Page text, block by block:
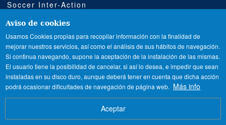
Soccer Inter-Action
Enguera (Valencia)
+34 962 224 243
+34 685 911 364
sia@soccerinteraction.academy
SPANISH ENGLISH
Aviso de cookies
Usamos Cookies propias para recopilar información con la finalidad de
mejorar nuestros servicios, así como el análisis de sus hábitos de navegación.
Si continua navegando, supone la aceptación de la instalación de las mismas.
El usuario tiene la posibilidad de cancelar, si así lo desea, e impedir que sean
instaladas en su disco duro, aunque deberá tener en cuenta que dicha acción
podrá ocasionar dificultades de navegación de página web. Más info
Aceptar